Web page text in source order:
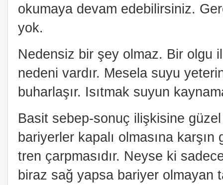
okumaya devam edebilirsiniz.
yok.
Nedensiz bir şey olmaz. Bir olgu
nedeni vardır. Mesela suyu
buharlaşır. Isıtmak suyun
Basit sebep-sonuç ilişkisine
bariyerler kapalı olmasına karşın
tren çarpmasıdır. Neyse ki
biraz sağ yapsa bariyer olmayan